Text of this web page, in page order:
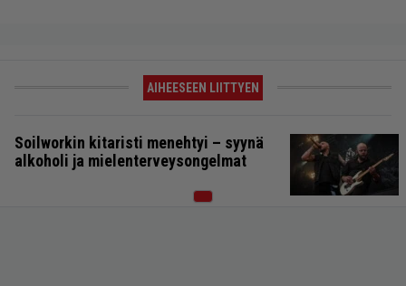
AIHEESEEN LIITTYEN
Soilworkin kitaristi menehtyi – syynä
alkoholi ja mielenterveysongelmat